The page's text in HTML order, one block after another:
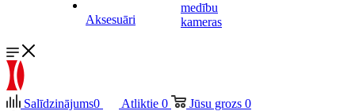
Aksesuāri
medību
kameras
Salīdzinājums0 Atliktie 0 Jūsu grozs 0